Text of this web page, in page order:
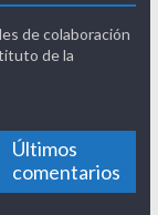
de colaboración
de la
Últimos
comentarios